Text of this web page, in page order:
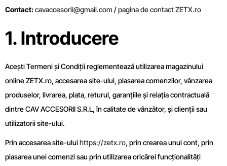
Contact:cavaccesorii@gmail.com /pagina de contact ZETX.ro
1. Introducere
Acești Termeni și Condiții reglementează utilizarea magazinului
online ZETX.ro, accesarea site-ului, plasarea comenzilor, vânzarea
produselor, livrarea, plata, returul, garanțiile și relația contractuală
dintre CAV ACCESORII S.R.L, în calitate de vânzător, și clienții sau
utilizatorii site-ului.
Prin accesarea site-uluihttps://zetx.ro, prin crearea unui cont, prin
plasarea unei comenzi sau prin utilizarea oricărei funcționalități